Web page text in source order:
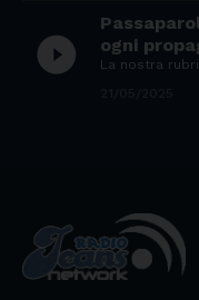
play_circle_filled
ogni
La nostra